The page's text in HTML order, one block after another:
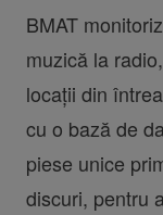
BMAT
muzică la
locații din
cu o bază de
piese unice
discuri, pentru